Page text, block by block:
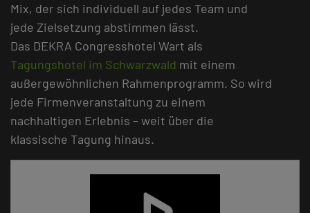
Mix, der sich individuell auf jedes Team und
jede Zielsetzung abstimmen lässt.
Das DEKRA Congresshotel Wart als
Tagungshotel im Schwarzwald mit einem
außergewöhnlichen Rahmenprogramm. So wird
jede Firmenveranstaltung zu einem
nachhaltigen Erlebnis – weit über die
klassische Tagung hinaus.